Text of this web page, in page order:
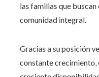
las familias que
comunidad integral.
Gracias a su posición
constante crecimiento,